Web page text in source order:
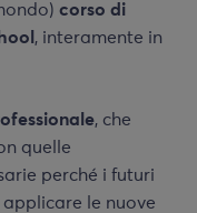
corso di
, interamente in
, che
quelle
perché i futuri
le nuove